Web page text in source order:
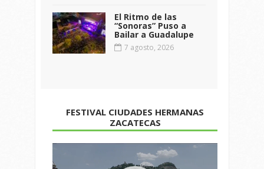
El Ritmo de las
“Sonoras” Puso a
Bailar a Guadalupe
7 agosto, 2026
FESTIVAL CIUDADES HERMANAS
ZACATECAS
de